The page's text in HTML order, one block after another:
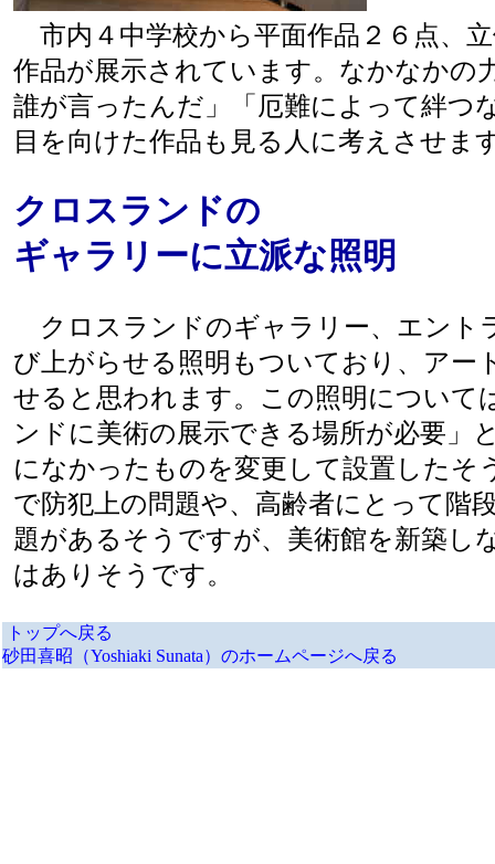
市内４中学校から平面作品２６点、
作品が展示されています。なかなかの
誰が言ったんだ」「厄難によって絆つ
目を向けた作品も見る人に考えさせま
クロスランドの
ギャラリーに立派な照明
クロスランドのギャラリー、エント
び上がらせる照明もついており、アー
せると思われます。この照明について
ンドに美術の展示できる場所が必要」
になかったものを変更して設置したそ
で防犯上の問題や、高齢者にとって階
題があるそうですが、美術館を新築し
はありそうです。
トップへ戻る
砂田喜昭（Yoshiaki Sunata）のホームページへ戻る